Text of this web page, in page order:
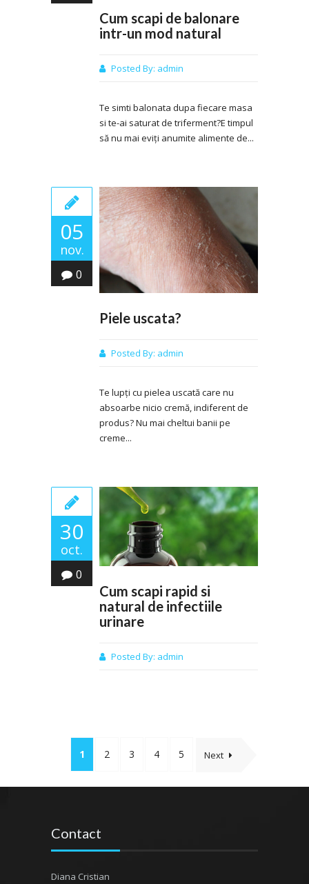
Cum scapi de balonare
intr-un mod natural
Posted By: admin
Te simti balonata dupa fiecare masa
si te-ai saturat de triferment?E timpul
să nu mai eviți anumite alimente de...
05
nov.
0
Piele uscata?
Posted By: admin
Te lupți cu pielea uscată care nu
absoarbe nicio cremă, indiferent de
produs? Nu mai cheltui banii pe
creme...
30
oct.
0
Cum scapi rapid si
natural de infectiile
urinare
Posted By: admin
1 2 3 4 5 Next
Contact
Diana Cristian